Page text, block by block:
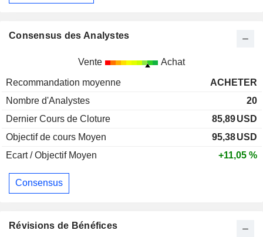
Consensus des Analystes
Vente Achat
Recommandation moyenne
ACHETER
Nombre d'Analystes
20
Dernier Cours de Cloture
85,89USD
Objectif de cours Moyen
95,38USD
Ecart / Objectif Moyen
+11,05 %
Consensus
Révisions de Bénéfices